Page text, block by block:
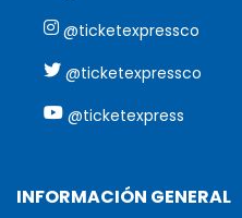
@ticketexpressco
@ticketexpressco
@ticketexpress
INFORMACIÓN GENERAL